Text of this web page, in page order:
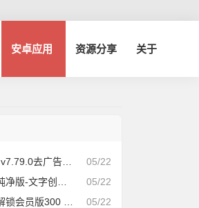
安卓应用 资源分享 关于
05/22
哩漫游模块版/解锁实用功能
05/22
-文字创作社区
05/22
版300 实用功能